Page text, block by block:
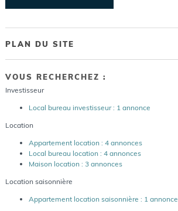
PLAN DU SITE
VOUS RECHERCHEZ :
Investisseur
Local bureau investisseur : 1 annonce
Location
Appartement location : 4 annonces
Local bureau location : 4 annonces
Maison location : 3 annonces
Location saisonnière
Appartement location saisonnière : 1 annonce